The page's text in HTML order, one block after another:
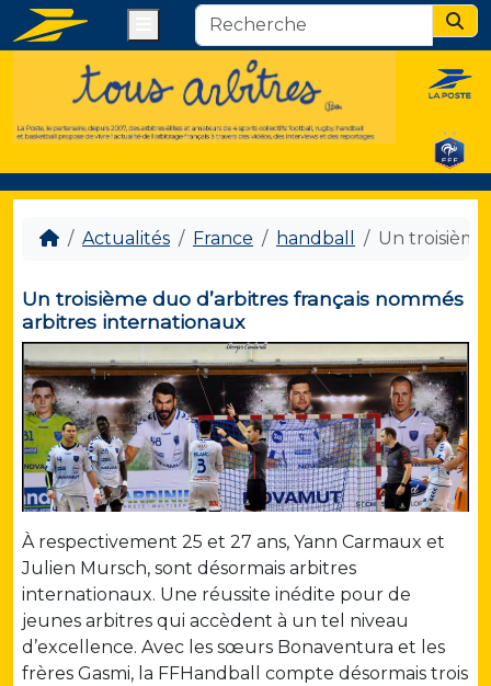
Actualités France handball Un
Un troisième duo d’arbitres français nommés
arbitres internationaux
À respectivement 25 et 27 ans, Yann Carmaux et
Julien Mursch, sont désormais arbitres
internationaux. Une réussite inédite pour de
jeunes arbitres qui accèdent à un tel niveau
d’excellence. Avec les sœurs Bonaventura et les
frères Gasmi, la FFHandball compte désormais trois